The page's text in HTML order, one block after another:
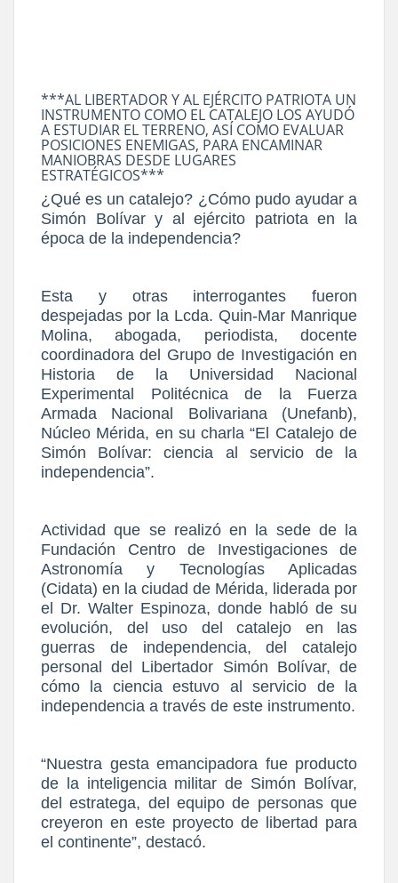
***AL LIBERTADOR Y AL EJÉRCITO PATRIOTA UN
INSTRUMENTO COMO EL CATALEJO LOS AYUDÓ
A ESTUDIAR EL TERRENO, ASÍ COMO EVALUAR
POSICIONES ENEMIGAS, PARA ENCAMINAR
MANIOBRAS DESDE LUGARES
ESTRATÉGICOS***
¿Qué es un catalejo? ¿Cómo pudo ayudar a
Simón Bolívar y al ejército patriota en la
época de la independencia?
Esta y otras interrogantes fueron
despejadas por la Lcda. Quin-Mar Manrique
Molina, abogada, periodista, docente
coordinadora del Grupo de Investigación en
Historia de la Universidad Nacional
Experimental Politécnica de la Fuerza
Armada Nacional Bolivariana (Unefanb),
Núcleo Mérida, en su charla “El Catalejo de
Simón Bolívar: ciencia al servicio de la
independencia”.
Actividad que se realizó en la sede de la
Fundación Centro de Investigaciones de
Astronomía y Tecnologías Aplicadas
(Cidata) en la ciudad de Mérida, liderada por
el Dr. Walter Espinoza, donde habló de su
evolución, del uso del catalejo en las
guerras de independencia, del catalejo
personal del Libertador Simón Bolívar, de
cómo la ciencia estuvo al servicio de la
independencia a través de este instrumento.
“Nuestra gesta emancipadora fue producto
de la inteligencia militar de Simón Bolívar,
del estratega, del equipo de personas que
creyeron en este proyecto de libertad para
el continente”, destacó.